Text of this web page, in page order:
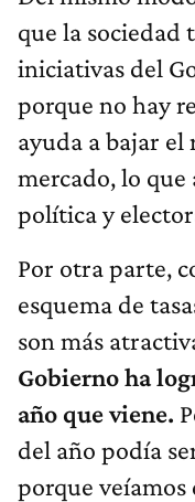
que la sociedad
iniciativas del
porque no hay
ayuda a bajar el
mercado, lo que
política y
Por otra parte,
esquema de
son más
Gobierno ha
año que viene.
del año podía
porque